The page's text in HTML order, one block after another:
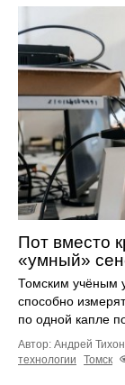
Пот вместо
«умный»
Томским учёным
способно
по одной капле
Автор: Андрей
технологии
Томск